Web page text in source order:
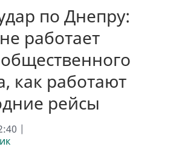
по Днепру:
работает
как работают
рейсы
|